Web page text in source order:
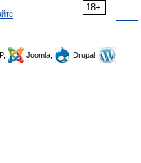
18+
Joomla,
Drupal,